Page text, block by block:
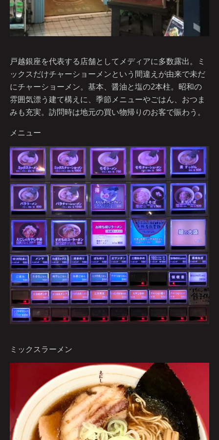
戸越銀座を代表する店舗としてメディアに多数露出。ミ
ックスだけチャーショーメンという間違えが由来で未だ
にチャーショーメン。基本、醤油と塩の2本柱。昭和の
雰囲気漂う建て構えに、季節メニューやごはん、おつま
みも充実。訪問時は地元の買い物帰りのお客で賑わう。
メニュー
ミックスラーメン